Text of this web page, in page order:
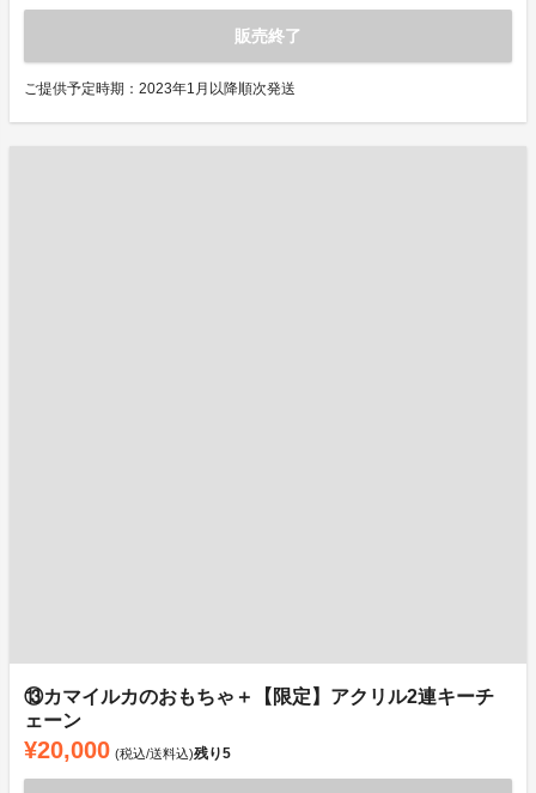
販売終了
ご提供予定時期：2023年1月以降順次発送
⑬カマイルカのおもちゃ＋【限定】アクリル2連キーチ
ェーン
¥20,000 (税込/送料込)残り5